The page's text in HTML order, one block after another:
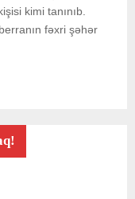
kimi tanınıb.
fəxri şəhər